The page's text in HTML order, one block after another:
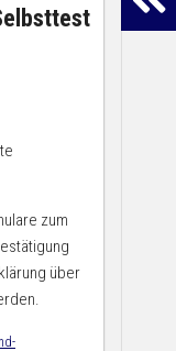
zum
über